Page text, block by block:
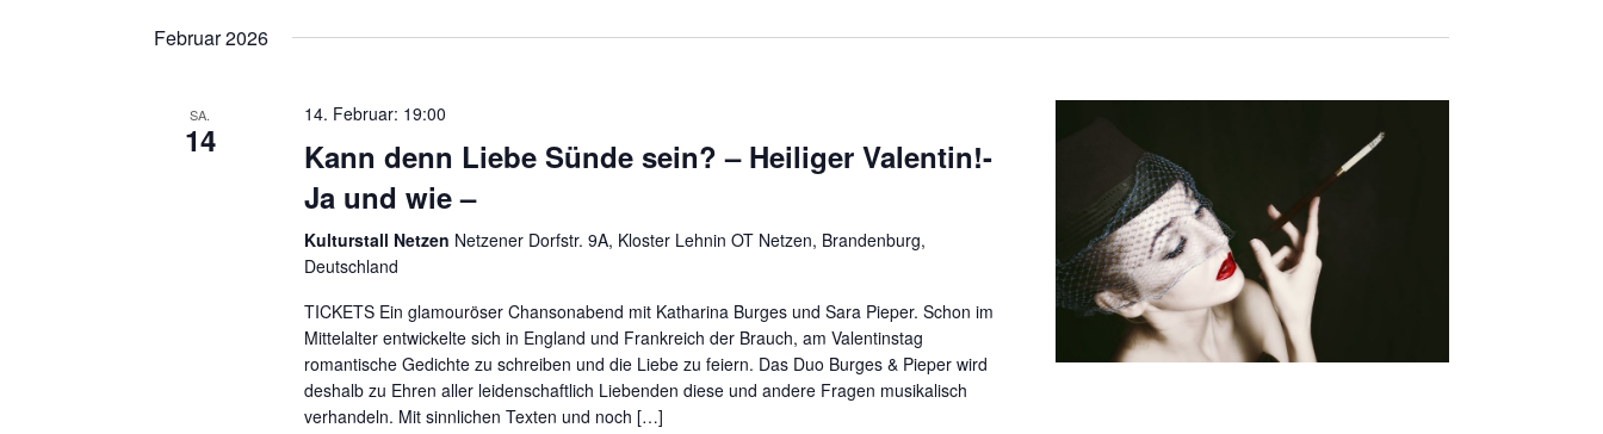
Februar 2026
SA.
14
14. Februar: 19:00
Kann denn Liebe Sünde sein? – Heiliger Valentin!-
Ja und wie –
Kulturstall Netzen Netzener Dorfstr. 9A, Kloster Lehnin OT Netzen, Brandenburg,
Deutschland
TICKETS Ein glamouröser Chansonabend mit Katharina Burges und Sara Pieper. Schon im
Mittelalter entwickelte sich in England und Frankreich der Brauch, am Valentinstag
romantische Gedichte zu schreiben und die Liebe zu feiern. Das Duo Burges & Pieper wird
deshalb zu Ehren aller leidenschaftlich Liebenden diese und andere Fragen musikalisch
verhandeln. Mit sinnlichen Texten und noch […]